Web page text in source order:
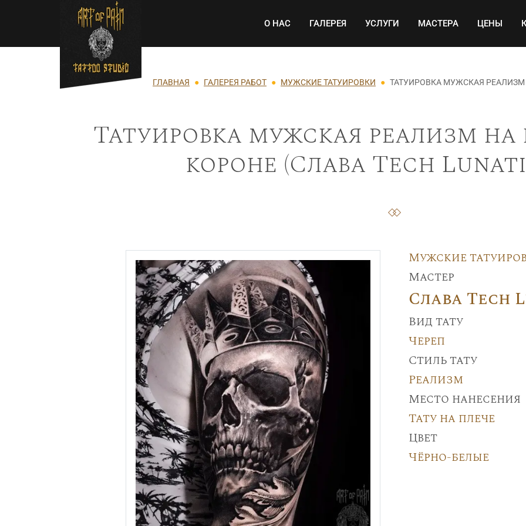
Перейти к основному содержанию Основная навигация
О НАС ГАЛЕРЕЯ УСЛУГИ МАСТЕРА ЦЕНЫ
Строка навигации
ГЛАВНАЯ ГАЛЕРЕЯ РАБОТ МУЖСКИЕ ТАТУИРОВКИ ТАТУИРОВКА МУЖСКАЯ
Татуировка мужская реализм на
короне (Слава Tech
Мужские
Мастер
Слава Tech
Вид тату
Череп
Стиль тату
Реализм
Место нанесения
Тату на плече
Цвет
Чёрно-белые